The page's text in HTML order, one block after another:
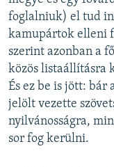
foglalniuk) el tud
kamupártok elleni
szerint azonban a
közös listaállításra
És ez be is jött:
jelölt vezette
nyilvánosságra,
sor fog kerülni.